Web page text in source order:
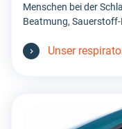
Menschen bei der
Beatmung,
Unser